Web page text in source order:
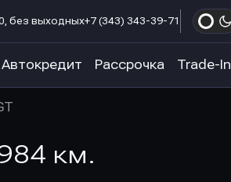
без выходных+7 (343) 343-39-71
Автокредит Рассрочка Trade-In
км.